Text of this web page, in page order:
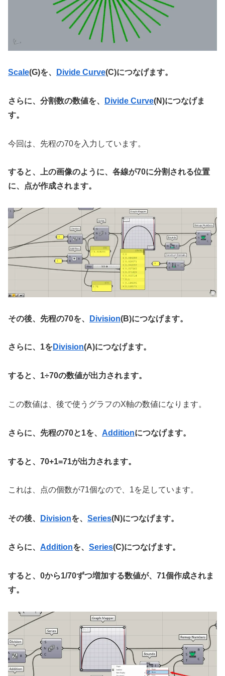
Scale(G)を、 Divide Curve(C)につなげます。
さらに、分割数の数値を、 Divide Curve(N)につなげま
す。
今回は、先程の70を入力しています。
すると、上の画像のように、各線が70に分割される位置
に、点が作成されます。
その後、先程の70を、 Division(B)につなげます。
さらに、1を Division(A)につなげます。
すると、1÷70の数値が出力されます。
この数値は、後で使うグラフのX軸の数値になります。
さらに、先程の70と1を、 Additionにつなげます。
すると、70+1=71が出力されます。
これは、点の個数が71個なので、1を足しています。
その後、 Divisionを、 Series(N)につなげます。
さらに、 Additionを、 Series(C)につなげます。
すると、0から1/70ずつ増加する数値が、71個作成されま
す。